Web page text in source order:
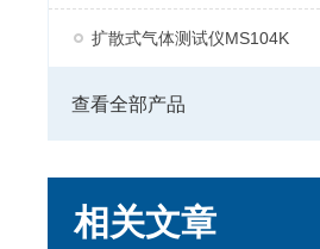
扩散式气体测试仪MS104K
查看全部产品
相关文章